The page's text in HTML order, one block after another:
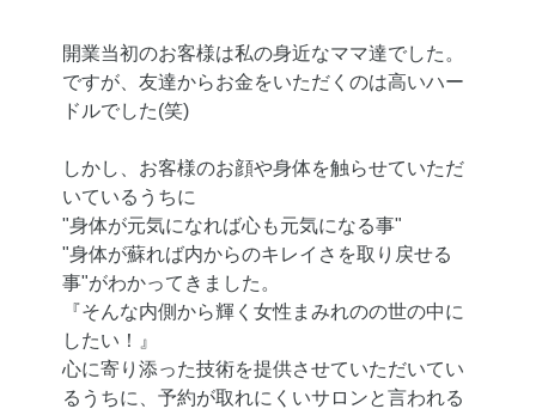
開業当初のお客様は私の身近なママ達でした。
ですが、友達からお金をいただくのは高いハー
ドルでした(笑)
しかし、お客様のお顔や身体を触らせていただ
いているうちに
"身体が元気になれば心も元気になる事"
"身体が蘇れば内からのキレイさを取り戻せる
事"がわかってきました。
『そんな内側から輝く女性まみれのの世の中に
したい！』
心に寄り添った技術を提供させていただいてい
るうちに、予約が取れにくいサロンと言われる